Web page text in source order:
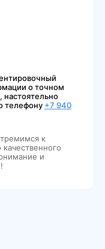
о точном
телефону +7 940
к
и